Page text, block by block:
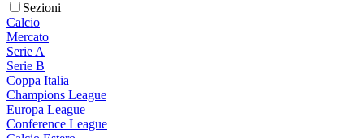
Sezioni
Calcio
Mercato
Serie A
Serie B
Coppa Italia
Champions League
Europa League
Conference League